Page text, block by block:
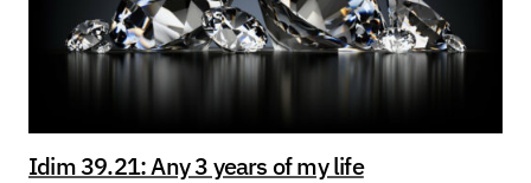
Idim 39.21: Any 3 years of my life